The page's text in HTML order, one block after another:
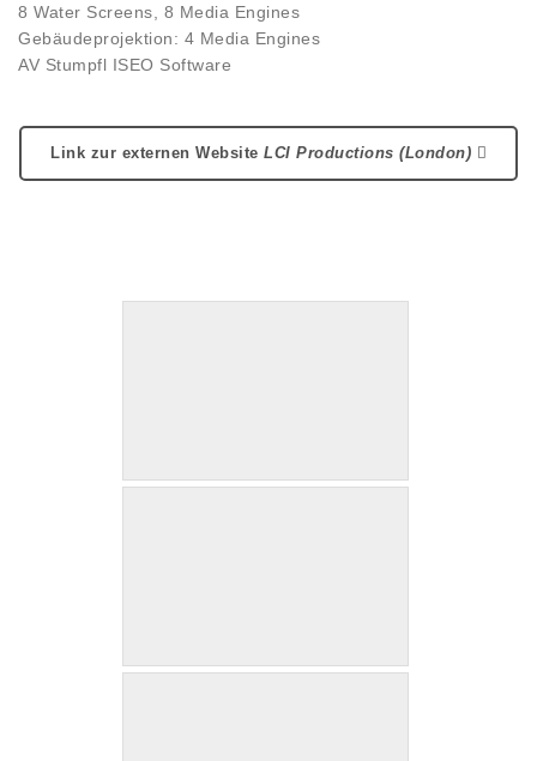
8 Water Screens, 8 Media Engines
Gebäudeprojektion: 4 Media Engines
AV Stumpfl ISEO Software
Link zur externen Website LCI Productions (London)